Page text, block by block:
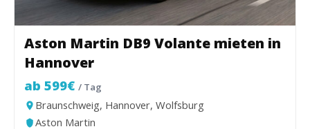
Aston Martin DB9 Volante mieten in
Hannover
ab 599€ / Tag
Braunschweig, Hannover, Wolfsburg
Aston Martin